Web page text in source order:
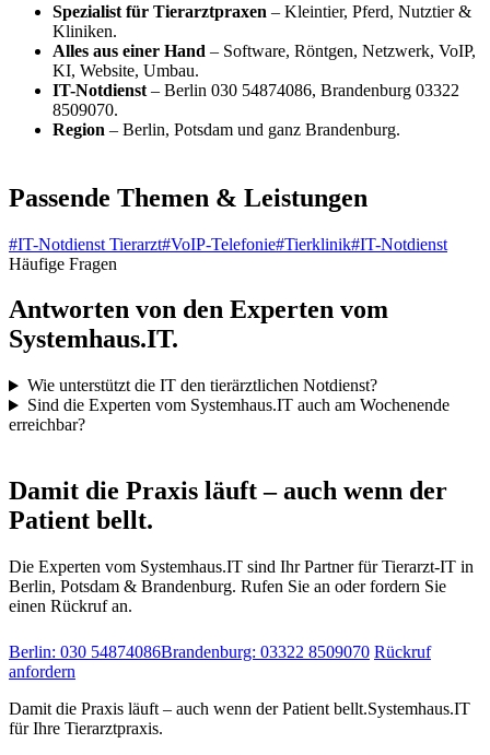
Spezialist für Tierarztpraxen – Kleintier, Pferd, Nutztier &
Kliniken.
Alles aus einer Hand – Software, Röntgen, Netzwerk, VoIP,
KI, Website, Umbau.
IT-Notdienst – Berlin 030 54874086, Brandenburg 03322
8509070.
Region – Berlin, Potsdam und ganz Brandenburg.
Passende Themen & Leistungen
#IT-Notdienst Tierarzt#VoIP-Telefonie#Tierklinik#IT-Notdienst
Häufige Fragen
Antworten von den Experten vom
Systemhaus.IT.
Wie unterstützt die IT den tierärztlichen Notdienst?
Sind die Experten vom Systemhaus.IT auch am Wochenende
erreichbar?
Damit die Praxis läuft – auch wenn der
Patient bellt.
Die Experten vom Systemhaus.IT sind Ihr Partner für Tierarzt-IT in
Berlin, Potsdam & Brandenburg. Rufen Sie an oder fordern Sie
einen Rückruf an.
Berlin: 030 54874086Brandenburg: 03322 8509070 Rückruf
anfordern
Damit die Praxis läuft – auch wenn der Patient bellt.Systemhaus.IT
für Ihre Tierarztpraxis.